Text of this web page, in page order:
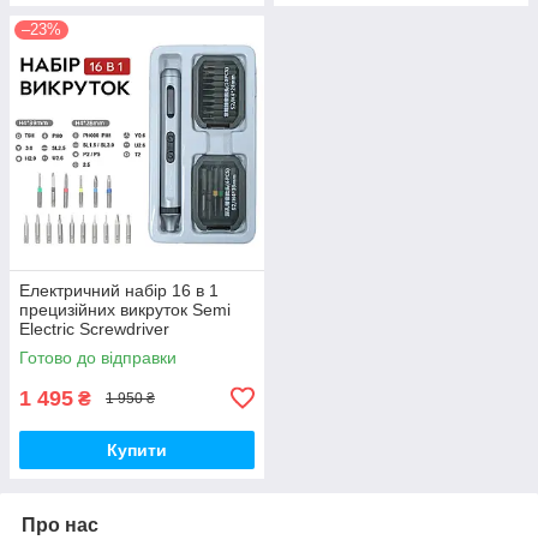
–23%
Електричний набір 16 в 1
прецизійних викруток Semi
Electric Screwdriver
Готово до відправки
1 495 ₴ 1 950 ₴
Купити
Про нас